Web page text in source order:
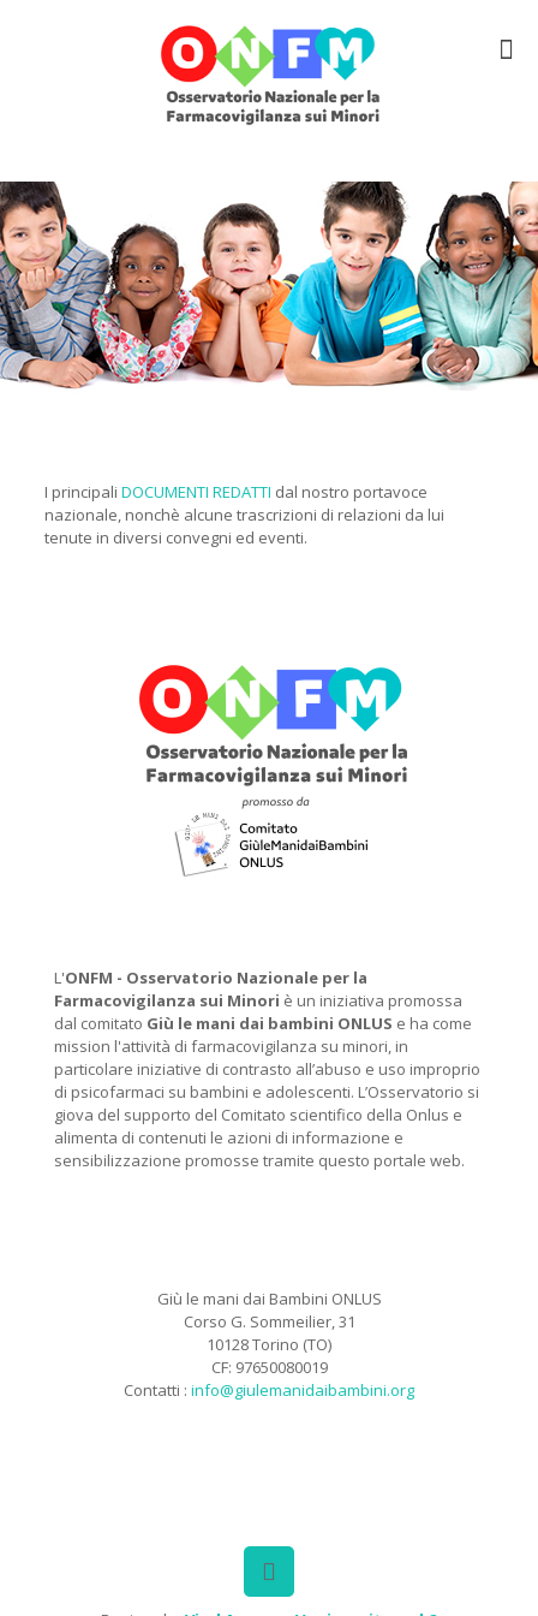
I principali DOCUMENTI REDATTI dal nostro portavoce
nazionale, nonchè alcune trascrizioni di relazioni da lui
tenute in diversi convegni ed eventi.
L'ONFM - Osservatorio Nazionale per la
Farmacovigilanza sui Minori è un iniziativa promossa
dal comitato Giù le mani dai bambini ONLUS e ha come
mission l'attività di farmacovigilanza su minori, in
particolare iniziative di contrasto all’abuso e uso improprio
di psicofarmaci su bambini e adolescenti. L’Osservatorio si
giova del supporto del Comitato scientifico della Onlus e
alimenta di contenuti le azioni di informazione e
sensibilizzazione promosse tramite questo portale web.
Giù le mani dai Bambini ONLUS
Corso G. Sommeilier, 31
10128 Torino (TO)
CF: 97650080019
Contatti : info@giulemanidaibambini.org